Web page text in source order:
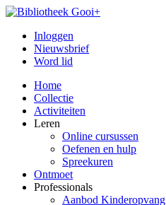
Inloggen
Nieuwsbrief
Word lid
Home
Collectie
Activiteiten
Leren
Online cursussen
Oefenen en hulp
Spreekuren
Ontmoet
Professionals
Aanbod Kinderopvang